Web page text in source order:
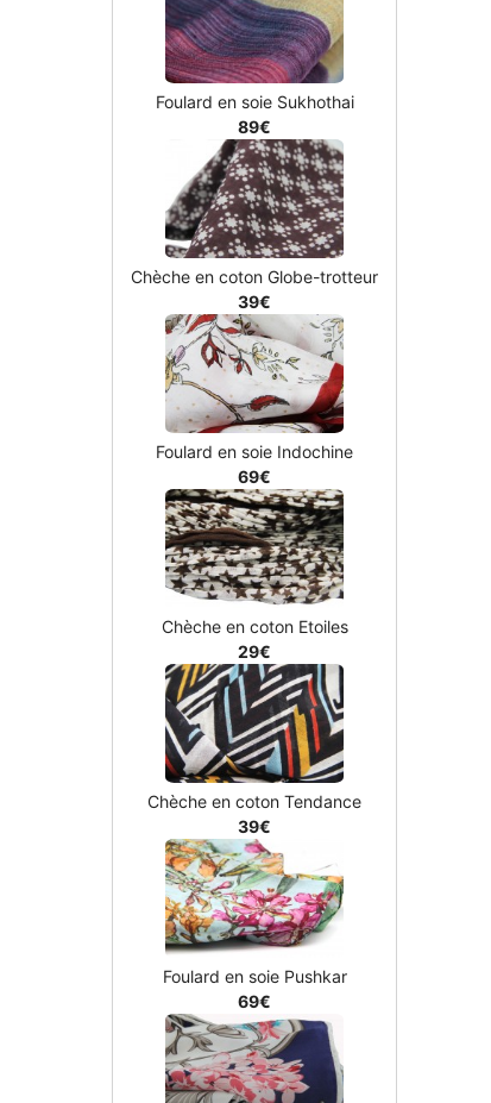
Foulard en soie Sukhothai
89€
Chèche en coton Globe-trotteur
39€
Foulard en soie Indochine
69€
Chèche en coton Etoiles
29€
Chèche en coton Tendance
39€
Foulard en soie Pushkar
69€